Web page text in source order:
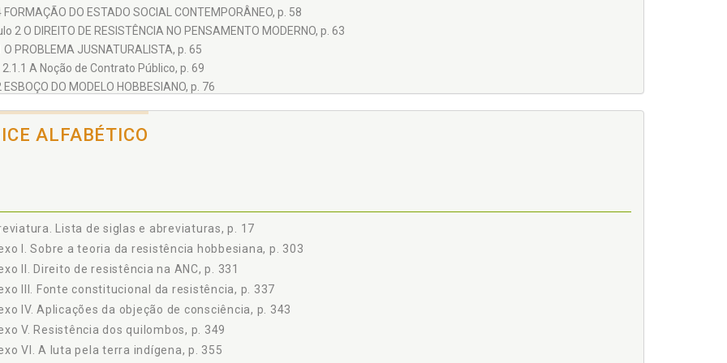
FORMAÇÃO DO ESTADO SOCIAL CONTEMPORÂNEO, p. 58
2 O DIREITO DE RESISTÊNCIA NO PENSAMENTO MODERNO, p. 63
O PROBLEMA JUSNATURALISTA, p. 65
2.1.1 A Noção de Contrato Público, p. 69
ESBOÇO DO MODELO HOBBESIANO, p. 76
2.2.2 A Resistência é Possível?, p. 86
ESBOÇO DO MODELO LOCKIANO, p. 95
2.4.1 Estado e Direito em Hobbes e Locke, p. 108
2.4.2 Ordem Política e Ordem Jurídica, p. 112
2.4.3 Segurança Jurídica e Direito Positivo, p. 116
3 INSTITUCIONALIZAÇÃO DO DIREITO DE RESISTÊNCIA, p. 125
A INSTITUCIONALIZAÇÃO DA RESISTÊNCIA, p. 127
3.1.1 Resistência Moderna, p. 130
3.1.2 Resistência Contemporânea, p. 138
ALFABÉTICO
Lista de siglas e abreviaturas, p. 17
I. Sobre a teoria da resistência hobbesiana, p. 303
II. Direito de resistência na ANC, p. 331
III. Fonte constitucional da resistência, p. 337
IV. Aplicações da objeção de consciência, p. 343
V. Resistência dos quilombos, p. 349
VI. A luta pela terra indígena, p. 355